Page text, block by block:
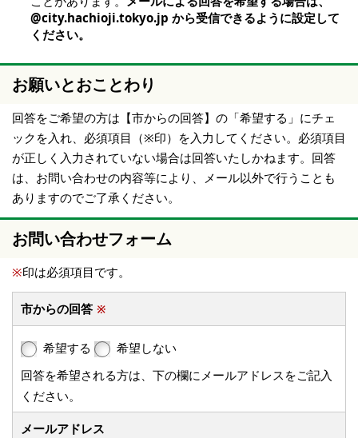
@city.hachioji.tokyo.jp から受信できるように設定して
ください。
お願いとおことわり
回答をご希望の方は【市からの回答】の「希望する」にチェ
ックを入れ、必須項目（※印）を入力してください。必須項目
が正しく入力されていない場合は回答いたしかねます。回答
は、お問い合わせの内容等により、メール以外で行うことも
ありますのでご了承ください。
お問い合わせフォーム
※印は必須項目です。
市からの回答 ※
希望する
希望しない
回答を希望される方は、下の欄にメールアドレスをご記入
ください。
メールアドレス